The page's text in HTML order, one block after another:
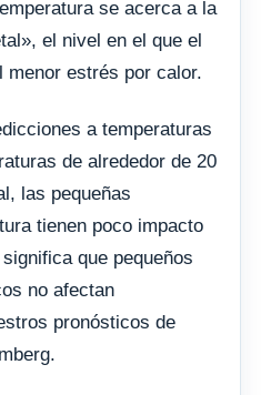
se acerca a la
el nivel en el que el
menor estrés por calor.
a temperaturas
de alrededor de 20
las pequeñas
tienen poco impacto
que pequeños
no afectan
pronósticos de